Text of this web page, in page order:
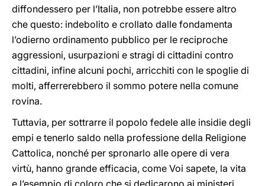
diffondessero per l’Italia, non potrebbe essere altro
che questo: indebolito e crollato dalle fondamenta
l’odierno ordinamento pubblico per le reciproche
aggressioni, usurpazioni e stragi di cittadini contro
cittadini, infine alcuni pochi, arricchiti con le spoglie di
molti, afferrerebbero il sommo potere nella comune
rovina.
Tuttavia, per sottrarre il popolo fedele alle insidie degli
empi e tenerlo saldo nella professione della Religione
Cattolica, nonché per spronarlo alle opere di vera
virtù, hanno grande efficacia, come Voi sapete, la vita
e l’esempio di coloro che si dedicarono ai ministeri